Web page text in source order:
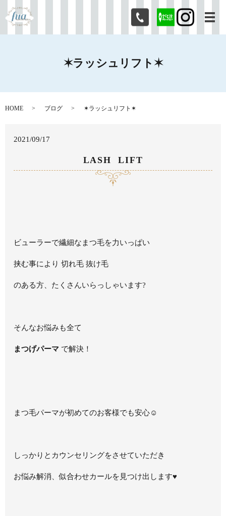
メ
✶ラッシュリフト✶
HOME ブログ ✶ラッシュリフト✶
2021/09/17
LASH LIFT
ビューラーで繊細なまつ毛を力いっぱい
挟む事により 切れ毛 抜け毛
のある方、たくさんいらっしゃいます?
そんなお悩みも全て
まつげパーマ で解決！
まつ毛パーマが初めてのお客様でも安心☺
しっかりとカウンセリングをさせていただき
お悩み解消、似合わせカールを見つけ出します♥